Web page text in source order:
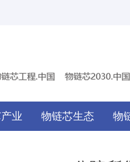
业 物链芯生态 物